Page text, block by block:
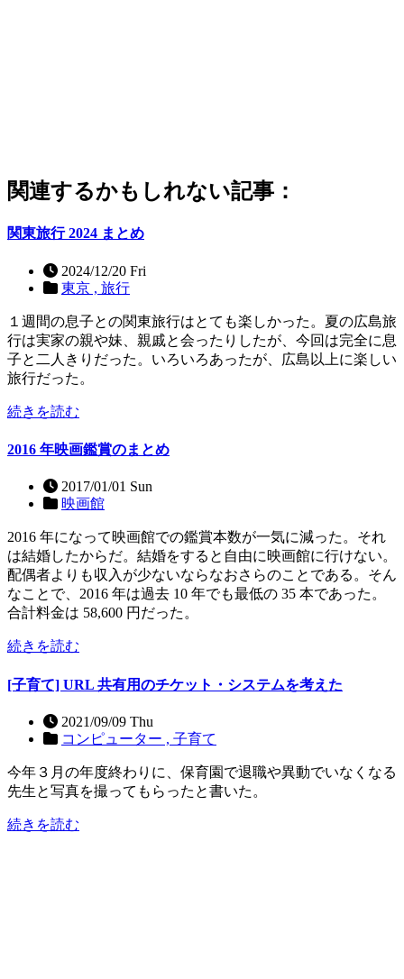
関連するかもしれない記事：
関東旅行 2024 まとめ
2024/12/20 Fri
東京 , 旅行
１週間の息子との関東旅行はとても楽しかった。夏の広島旅
行は実家の親や妹、親戚と会ったりしたが、今回は完全に息
子と二人きりだった。いろいろあったが、広島以上に楽しい
旅行だった。
続きを読む
2016 年映画鑑賞のまとめ
2017/01/01 Sun
映画館
2016 年になって映画館での鑑賞本数が一気に減った。それ
は結婚したからだ。結婚をすると自由に映画館に行けない。
配偶者よりも収入が少ないならなおさらのことである。そん
なことで、2016 年は過去 10 年でも最低の 35 本であった。
合計料金は 58,600 円だった。
続きを読む
[子育て] URL 共有用のチケット・システムを考えた
2021/09/09 Thu
コンピューター , 子育て
今年３月の年度終わりに、保育園で退職や異動でいなくなる
先生と写真を撮ってもらったと書いた。
続きを読む